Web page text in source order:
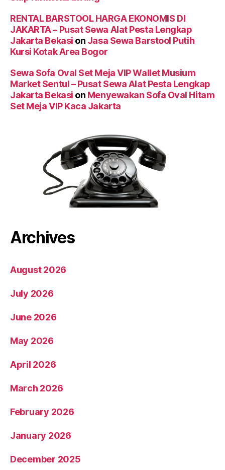
RENTAL BARSTOOL HARGA EKONOMIS DI
JAKARTA – Pusat Sewa Alat Pesta Lengkap
Jakarta Bekasi on Jasa Sewa Barstool Putih
Kursi Kotak Area Bogor
Sewa Sofa Oval Set Meja VIP Wallet Musium
Market Sentul – Pusat Sewa Alat Pesta Lengkap
Jakarta Bekasi on Menyewakan Sofa Oval Hitam
Set Meja VIP Kaca Jakarta
Archives
August 2026
July 2026
June 2026
May 2026
April 2026
March 2026
February 2026
January 2026
December 2025